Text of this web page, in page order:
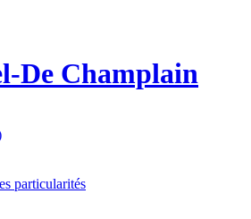
De Champlain
particularités